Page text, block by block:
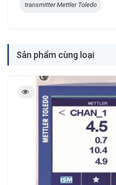
transmitter Mettler Toledo
Sản phẩm cùng loại